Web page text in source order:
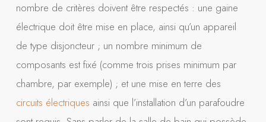
nombre de critères doivent être respectés : une gaine
électrique doit être mise en place, ainsi qu’un appareil
de type disjoncteur ; un nombre minimum de
composants est fixé (comme trois prises minimum par
chambre, par exemple) ; et une mise en terre des
circuits électriques ainsi que l’installation d’un parafoudre